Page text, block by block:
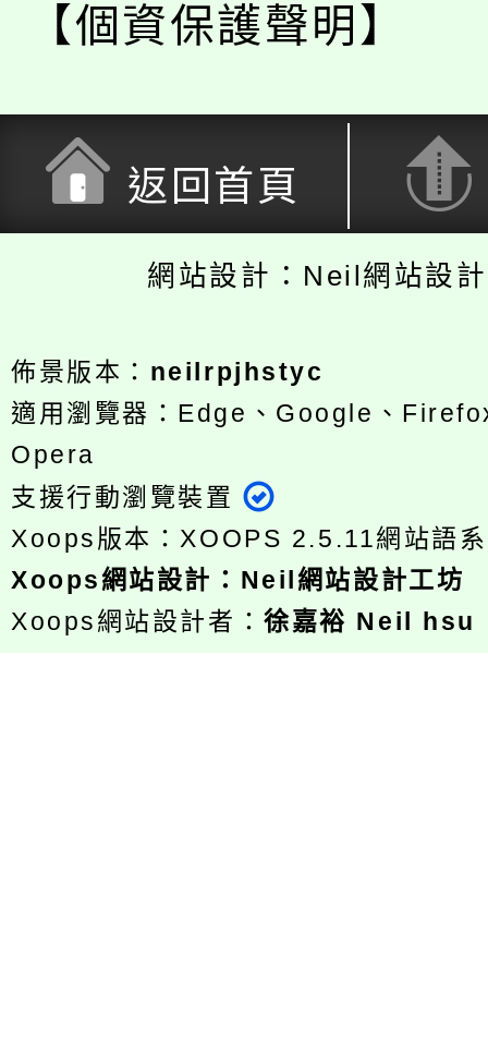
【個資保護聲明】
返回首頁
網站設計：Neil網站設
佈景版本： neilrpjhstyc
適用瀏覽器：Edge、Google、
Opera
支援行動瀏覽裝置
Xoops版本： XOOPS 2.5.11網站語
Xoops網站設計 ： Neil網站設計工坊
Xoops網站設計者：徐嘉裕 Neil hsu